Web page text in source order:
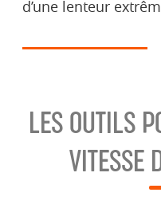
d’une lenteur
LES OUTILS
VITESSE